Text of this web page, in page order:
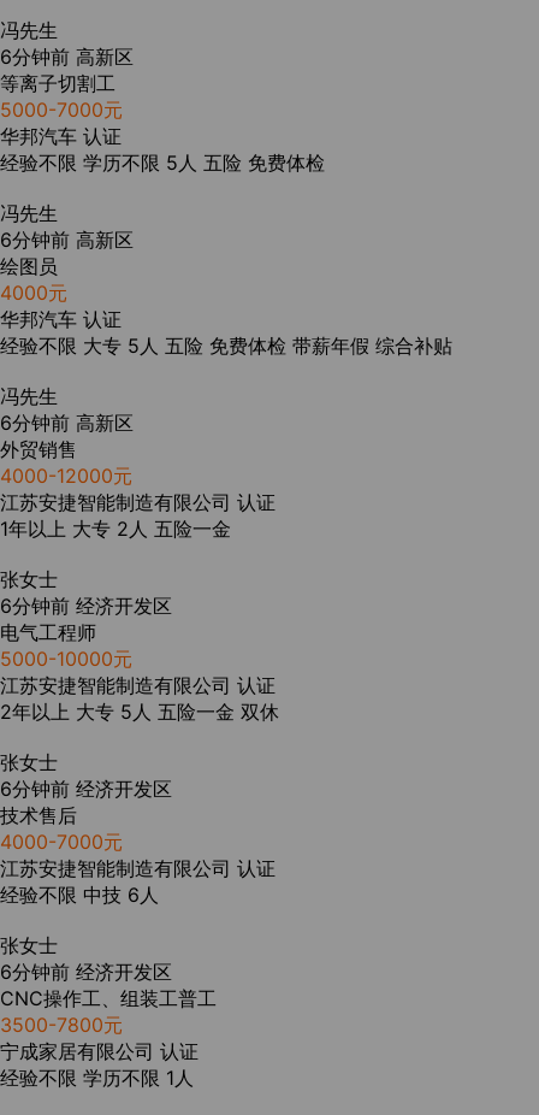
冯先生
6分钟前 高新区
等离子切割工
5000-7000元
华邦汽车 认证
经验不限 学历不限 5人 五险 免费体检
冯先生
6分钟前 高新区
绘图员
4000元
华邦汽车 认证
经验不限 大专 5人 五险 免费体检 带薪年假 综合补贴
冯先生
6分钟前 高新区
外贸销售
4000-12000元
江苏安捷智能制造有限公司 认证
1年以上 大专 2人 五险一金
张女士
6分钟前 经济开发区
电气工程师
5000-10000元
江苏安捷智能制造有限公司 认证
2年以上 大专 5人 五险一金 双休
张女士
6分钟前 经济开发区
技术售后
4000-7000元
江苏安捷智能制造有限公司 认证
经验不限 中技 6人
张女士
6分钟前 经济开发区
CNC操作工、组装工普工
3500-7800元
宁成家居有限公司 认证
经验不限 学历不限 1人